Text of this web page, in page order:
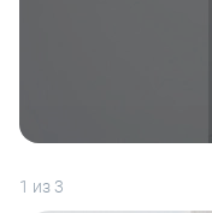
1 из 3